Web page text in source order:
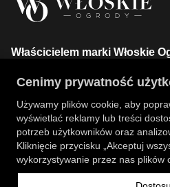
Właścicielem marki Włoskie
+48 734 106 149
info@wloskie-ogrody.pl
Strony
Kategorie Sklepu
Cenimy prywatność
Używamy plików cookie, aby
wyświetlać reklamy lub treści
potrzeb użytkowników oraz
Kliknięcie przycisku „Akceptuj
wykorzystywanie przez nas plików